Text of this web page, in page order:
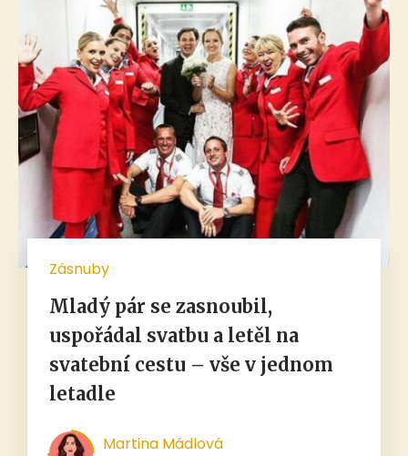
Zásnuby
Mladý pár se zasnoubil,
uspořádal svatbu a letěl na
svatební cestu – vše v jednom
letadle
Martina Mádlová